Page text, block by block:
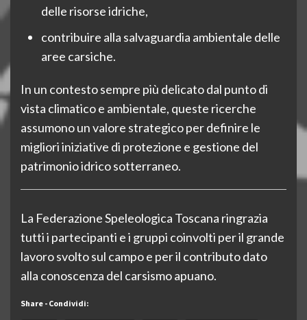
delle risorse idriche,
contribuire alla salvaguardia ambientale delle
aree carsiche.
In un contesto sempre più delicato dal punto di
vista climatico e ambientale, queste ricerche
assumono un valore strategico per definire le
migliori iniziative di protezione e gestione del
patrimonio idrico sotterraneo.
La Federazione Speleologica Toscana ringrazia
tutti i partecipanti e i gruppi coinvolti per il grande
lavoro svolto sul campo e per il contributo dato
alla conoscenza del carsismo apuano.
Share - Condividi: